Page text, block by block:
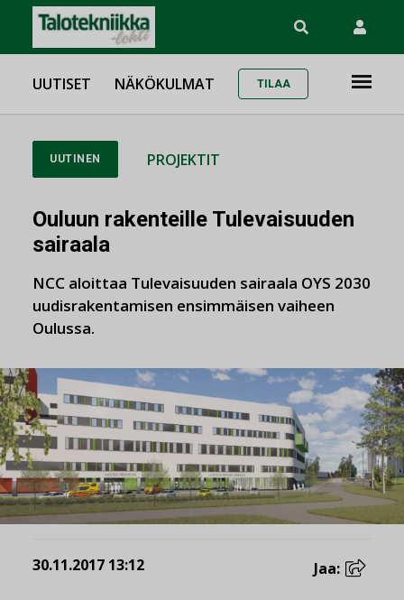
UUTISET NÄKÖKULMAT TILAA
UUTINEN PROJEKTIT
Ouluun rakenteille Tulevaisuuden
sairaala
NCC aloittaa Tulevaisuuden sairaala OYS 2030
uudisrakentamisen ensimmäisen vaiheen
Oulussa.
30.11.2017 13:12 Jaa: